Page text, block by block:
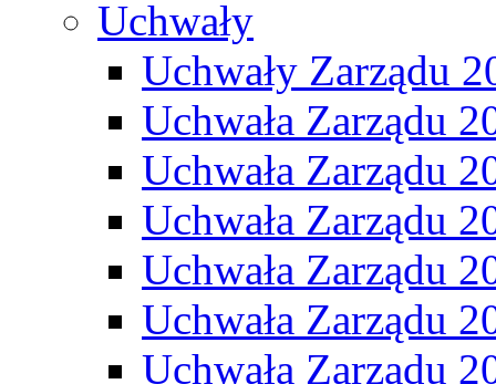
Uchwały
Uchwały Zarządu
Uchwała Zarządu
Uchwała Zarządu
Uchwała Zarządu
Uchwała Zarządu
Uchwała Zarządu
Uchwała Zarządu